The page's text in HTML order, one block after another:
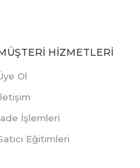
HIZMETLERI
Ol
İşlemleri
Eğitimleri